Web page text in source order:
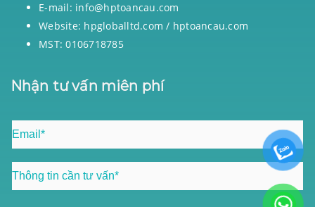
E-mail: info@hptoancau.com
Website: hpgloballtd.com / hptoancau.com
MST: 0106718785
Nhận tư vấn miên phí